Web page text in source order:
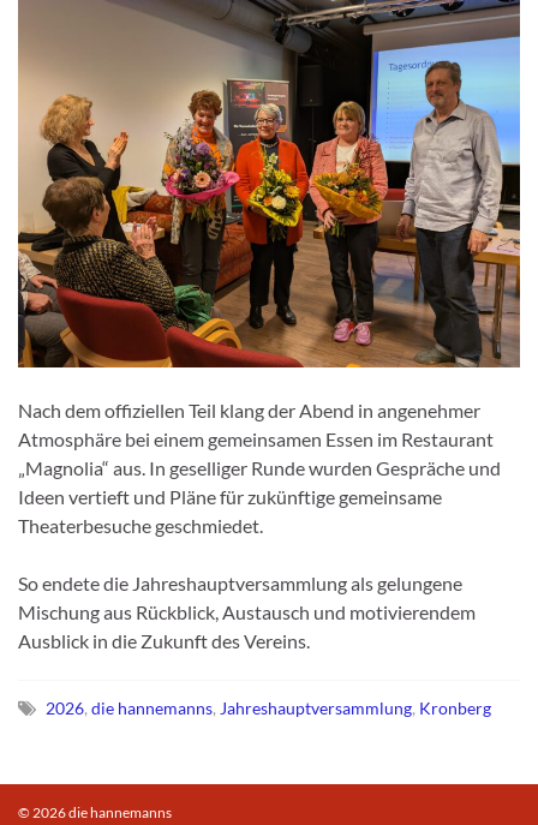
Nach dem offiziellen Teil klang der Abend in angenehmer
Atmosphäre bei einem gemeinsamen Essen im Restaurant
„Magnolia“ aus. In geselliger Runde wurden Gespräche und
Ideen vertieft und Pläne für zukünftige gemeinsame
Theaterbesuche geschmiedet.
So endete die Jahreshauptversammlung als gelungene
Mischung aus Rückblick, Austausch und motivierendem
Ausblick in die Zukunft des Vereins.
2026, die hannemanns, Jahreshauptversammlung, Kronberg
© 2026 die hannemanns